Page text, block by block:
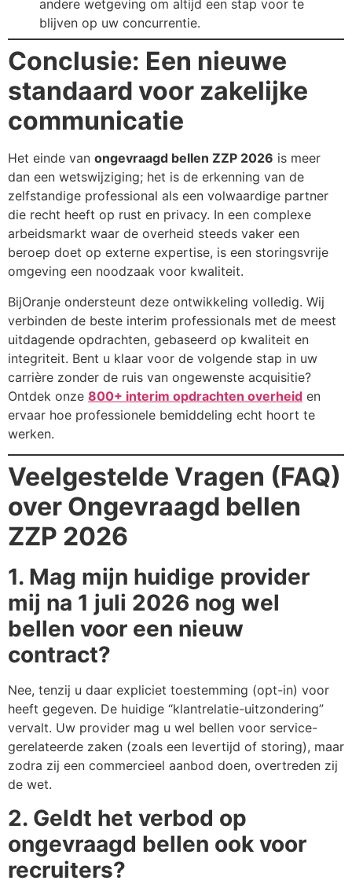
andere wetgeving om altijd een stap voor te
blijven op uw concurrentie.
Conclusie: Een nieuwe
standaard voor zakelijke
communicatie
Het einde van ongevraagd bellen ZZP 2026 is meer
dan een wetswijziging; het is de erkenning van de
zelfstandige professional als een volwaardige partner
die recht heeft op rust en privacy. In een complexe
arbeidsmarkt waar de overheid steeds vaker een
beroep doet op externe expertise, is een storingsvrije
omgeving een noodzaak voor kwaliteit.
BijOranje ondersteunt deze ontwikkeling volledig. Wij
verbinden de beste interim professionals met de meest
uitdagende opdrachten, gebaseerd op kwaliteit en
integriteit. Bent u klaar voor de volgende stap in uw
carrière zonder de ruis van ongewenste acquisitie?
Ontdek onze 800+ interim opdrachten overheid en
ervaar hoe professionele bemiddeling echt hoort te
werken.
Veelgestelde Vragen (FAQ)
over Ongevraagd bellen
ZZP 2026
1. Mag mijn huidige provider
mij na 1 juli 2026 nog wel
bellen voor een nieuw
contract?
Nee, tenzij u daar expliciet toestemming (opt-in) voor
heeft gegeven. De huidige “klantrelatie-uitzondering”
vervalt. Uw provider mag u wel bellen voor service-
gerelateerde zaken (zoals een levertijd of storing), maar
zodra zij een commercieel aanbod doen, overtreden zij
de wet.
2. Geldt het verbod op
ongevraagd bellen ook voor
recruiters?